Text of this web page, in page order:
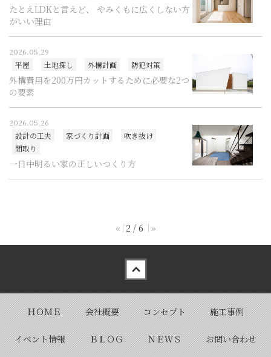
たとえLDKと言えど、 やみくもに広くしない方
がいい理由
2026.05.29
平屋
土地探し 外構計画 防犯対策
外構費用を200万円カットするために必要な2つ
の要素
2026.05.26
設計の工夫
家づくり計画
吹き抜け
間取り
一日中明るい家の正しいつくり方
« 2 / 6 »
ＨＯＭＥ 会社概要 コンセプト 施工事例
イベント情報 ＢＬＯＧ ＮＥＷＳ お問い合わせ
Back to top